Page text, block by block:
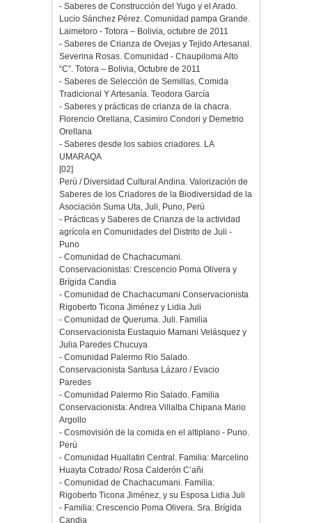
- Saberes de Construcción del Yugo y el Arado.
Lucio Sánchez Pérez. Comunidad pampa Grande.
Laimetoro - Totora – Bolivia, octubre de 2011
- Saberes de Crianza de Ovejas y Tejido Artesanal.
Severina Rosas. Comunidad - Chaupiloma Alto
“C”. Totora – Bolivia, Octubre de 2011
- Saberes de Selección de Semillas, Comida
Tradicional Y Artesanía. Teodora García
- Saberes y prácticas de crianza de la chacra.
Florencio Orellana, Casimiro Condori y Demetrio
Orellana
- Saberes desde los sabios criadores. LA
UMARAQA
[02]
Perú / Diversidad Cultural Andina. Valorización de
Saberes de los Criadores de la Biodiversidad de la
Asociación Suma Uta, Juli, Puno, Perú
- Prácticas y Saberes de Crianza de la actividad
agrícola en Comunidades del Distrito de Juli -
Puno
- Comunidad de Chachacumani.
Conservacionistas: Crescencio Poma Olivera y
Brígida Candia
- Comunidad de Chachacumani Conservacionista
Rigoberto Ticona Jiménez y Lidia Juli
- Comunidad de Queruma. Juli. Familia
Conservacionista Eustaquio Mamani Velásquez y
Julia Paredes Chucuya
- Comunidad Palermo Rio Salado.
Conservacionista Santusa Lázaro / Evacio
Paredes
- Comunidad Palermo Rio Salado. Familia
Conservacionista: Andrea Villalba Chipana Mario
Argollo
- Cosmovisión de la comida en el altiplano - Puno.
Perú
- Comunidad Huallatiri Central. Familia: Marcelino
Huayta Cotrado/ Rosa Calderón C’añi
- Comunidad de Chachacumani. Familia:
Rigoberto Ticona Jiménez, y su Esposa Lidia Juli
- Familia: Crescencio Poma Olivera. Sra. Brígida
Candia